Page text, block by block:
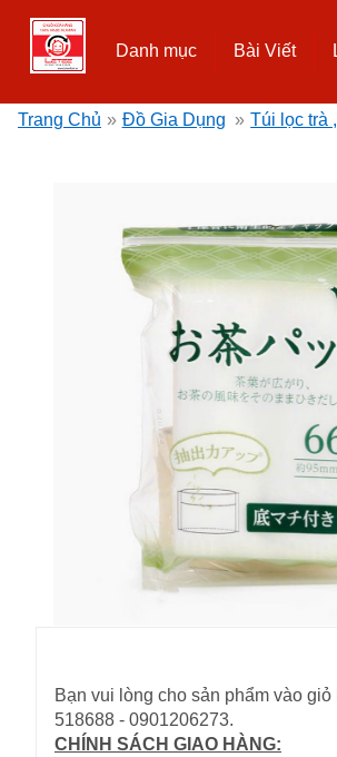
Danh mục Bài Viết
Trang Chủ » Đồ Gia Dụng » Túi lọc trà
Bạn vui lòng cho sản phẩm vào
518688 - 0901206273.
CHÍNH SÁCH GIAO HÀNG: